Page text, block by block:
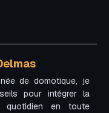
de domotique, je
pour intégrer la
quotidien en toute